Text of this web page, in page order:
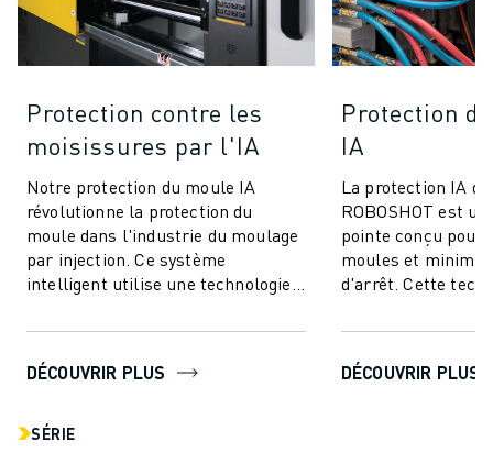
Protection contre les
moisissures par l'IA
Notre protection du moule IA
révolutionne la protection du
moule dans l'industrie du moulage
par injection. Ce système
intelligent utilise une technologie
offrir ...
DÉCOUVRIR PLUS
Protection
IA
La protection IA
ROBOSHOT est
pointe conçu pour
moules et
d'arrêt. Cette
couple pour une...
DÉCOUVRIR PLUS
SÉRIE